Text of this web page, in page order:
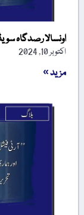
اونسالا رصدگاہ
اکتوبر 10, 2024
مزید »